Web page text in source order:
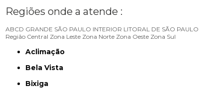
Regiões onde a atende :
ABCD GRANDE SÃO PAULO INTERIOR LITORAL DE SÃO PAULO
Região Central Zona Leste Zona Norte Zona Oeste Zona Sul
Aclimação
Bela Vista
Bixiga